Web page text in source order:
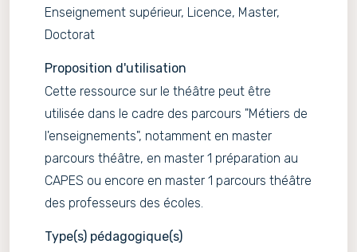
Enseignement supérieur, Licence, Master,
Doctorat
Proposition d'utilisation
Cette ressource sur le théâtre peut être
utilisée dans le cadre des parcours "Métiers de
l'enseignements", notamment en master
parcours théâtre, en master 1 préparation au
CAPES ou encore en master 1 parcours théâtre
des professeurs des écoles.
Type(s) pédagogique(s)